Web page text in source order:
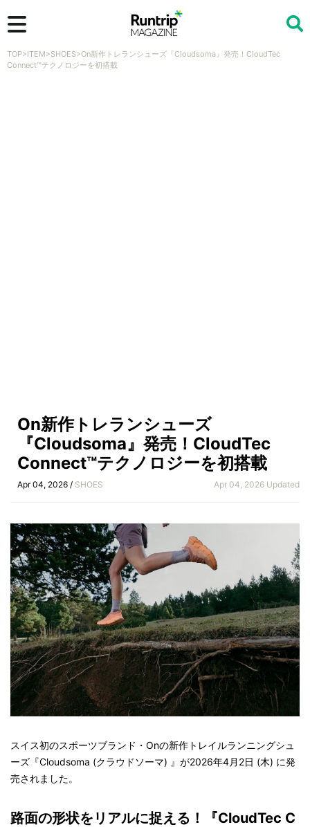
TOP>ITEM>SHOES>On新作トレランシューズ『Cloudsoma』発売！CloudTec
Connect™テクノロジーを初搭載
On新作トレランシューズ
『Cloudsoma』発売！CloudTec
Connect™テクノロジーを初搭載
Apr 04, 2026 / SHOES Apr 04, 2026 Updated
スイス初のスポーツブランド・Onの新作トレイルランニングシュ
ーズ『Cloudsoma (クラウドソーマ) 』が2026年4月2日 (木) に発
売されました。
路面の形状をリアルに捉える！『CloudTec C